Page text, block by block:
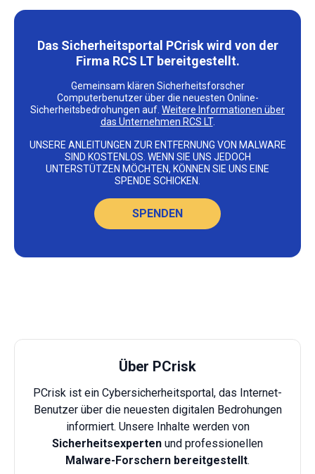
Das Sicherheitsportal PCrisk wird von der
Firma RCS LT bereitgestellt.
Gemeinsam klären Sicherheitsforscher
Computerbenutzer über die neuesten Online-
Sicherheitsbedrohungen auf. Weitere Informationen über
das Unternehmen RCS LT.
UNSERE ANLEITUNGEN ZUR ENTFERNUNG VON MALWARE
SIND KOSTENLOS. WENN SIE UNS JEDOCH
UNTERSTÜTZEN MÖCHTEN, KÖNNEN SIE UNS EINE
SPENDE SCHICKEN.
SPENDEN
Über PCrisk
PCrisk ist ein Cybersicherheitsportal, das Internet-
Benutzer über die neuesten digitalen Bedrohungen
informiert. Unsere Inhalte werden von
Sicherheitsexperten und professionellen
Malware-Forschern bereitgestellt.